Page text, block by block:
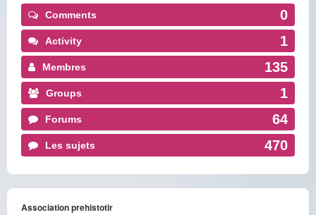
Comments 0
Activity 1
Membres 135
Groups 1
Forums 64
Les sujets 470
Association prehistotir